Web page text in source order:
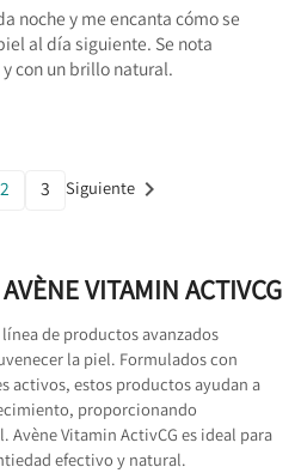
noche y me encanta cómo se
al día siguiente. Se nota
con un brillo natural.
2 3 Siguiente 
VITAMIN ACTIVCG
línea de productos avanzados
la piel. Formulados con
activos, estos productos ayudan a
proporcionando
Avène Vitamin ActivCG es ideal para
efectivo y natural.